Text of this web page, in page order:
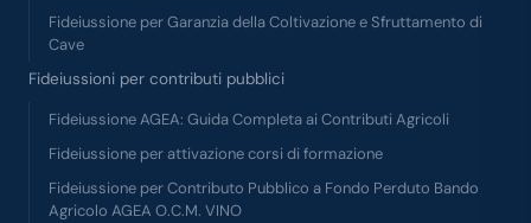
Fideiussione per Garanzia della Coltivazione e Sfruttamento di
Cave
Fideiussioni per contributi pubblici
Fideiussione AGEA: Guida Completa ai Contributi Agricoli
Fideiussione per attivazione corsi di formazione
Fideiussione per Contributo Pubblico a Fondo Perduto Bando
Agricolo AGEA O.C.M. VINO